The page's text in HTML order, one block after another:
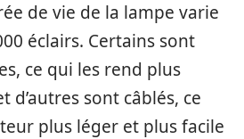
de vie de la lampe varie
éclairs. Certains sont
ce qui les rend plus
d’autres sont câblés, ce
plus léger et plus facile